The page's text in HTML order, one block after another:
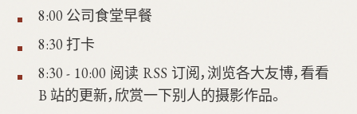
8:00 公司食堂早餐
8:30 打卡
8:30 - 10:00 阅读 RSS 订阅，浏览各大友博，看看
B 站的更新，欣赏一下别人的摄影作品。